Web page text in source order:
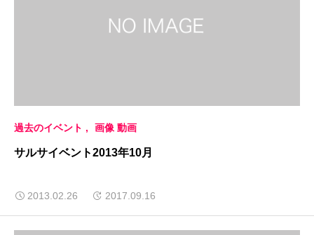
過去のイベント 画像 動画
サルサイベント2013年10月
2013.02.26 2017.09.16